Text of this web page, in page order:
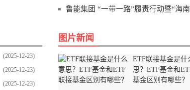
(2025-12-23)
(2025-12-23)
(2025-12-23)
鲁能集团 “一带一路”履责行动暨“海南
图片新闻
ETF联接基金是什
思？ETF基金和
基金区别有哪些？